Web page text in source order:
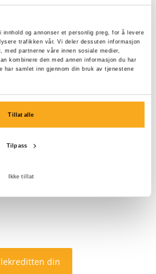
og annonser et personlig preg, for å levere
trafikken vår. Vi deler dessuten informasjon
partnerne våre innen sosiale medier,
kombinere den med annen informasjon du har
har samlet inn gjennom din bruk av tjenestene
Tillat alle
Tilpass
Ikke tillat
din